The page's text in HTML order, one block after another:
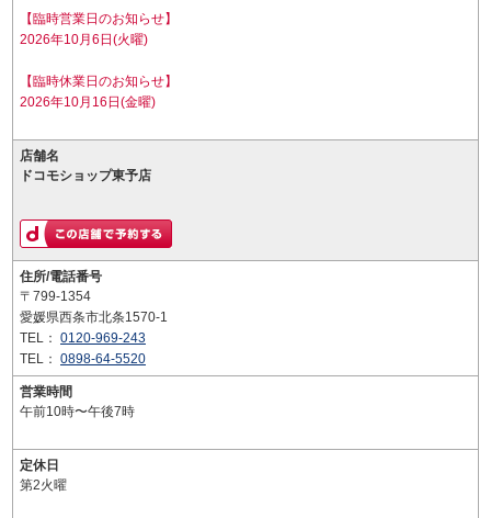
【臨時営業日のお知らせ】
2026年10月6日(火曜)
【臨時休業日のお知らせ】
2026年10月16日(金曜)
店舗名
ドコモショップ東予店
住所/電話番号
〒799-1354
愛媛県西条市北条1570-1
TEL： 0120-969-243
TEL： 0898-64-5520
営業時間
午前10時〜午後7時
定休日
第2火曜